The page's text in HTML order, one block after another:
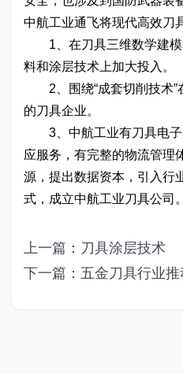
中航工业通飞将现代高效刀
1、在刀具三维数学建模
料和涂层技术上加大投入。
2、围绕“成套切削技术”
的刀具企业。
3、中航工业有刀具电子
应服务，有完整的物流管理
源，提出数据资本，引入行
式，成立中航工业刀具公司。
上一篇：刀具涂层技术
下一篇：五金刀具行业